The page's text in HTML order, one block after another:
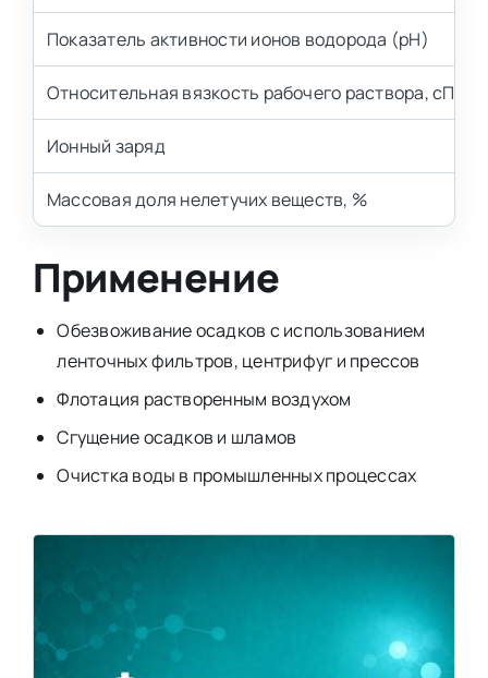
Показатель активности ионов водорода (pH)
Относительная вязкость рабочего раствора, сП,
Ионный заряд
Массовая доля нелетучих веществ, %
Применение
Обезвоживание осадков с использованием
ленточных фильтров, центрифуг и прессов
Флотация растворенным воздухом
Сгущение осадков и шламов
Очистка воды в промышленных процессах